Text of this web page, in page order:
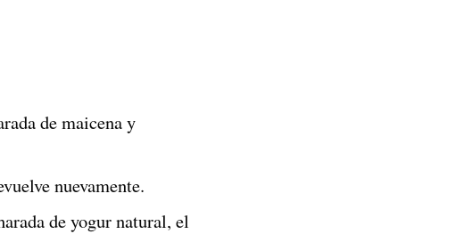
de maicena y
nuevamente.
de yogur natural, el